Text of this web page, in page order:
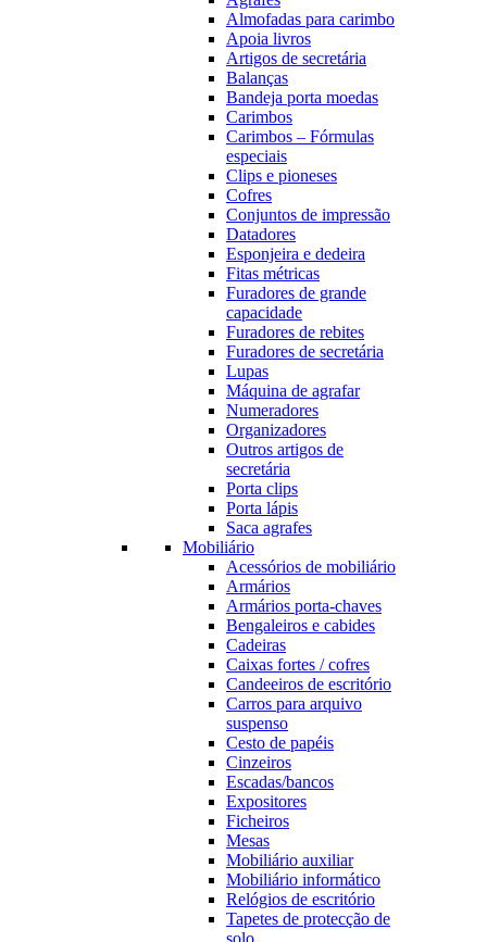
Almofadas para carimbo
Apoia livros
Artigos de secretária
Balanças
Bandeja porta moedas
Carimbos
Carimbos – Fórmulas
especiais
Clips e pioneses
Cofres
Conjuntos de impressão
Datadores
Esponjeira e dedeira
Fitas métricas
Furadores de grande
capacidade
Furadores de rebites
Furadores de secretária
Lupas
Máquina de agrafar
Numeradores
Organizadores
Outros artigos de
secretária
Porta clips
Porta lápis
Saca agrafes
Mobiliário
Acessórios de mobiliário
Armários
Armários porta-chaves
Bengaleiros e cabides
Cadeiras
Caixas fortes / cofres
Candeeiros de escritório
Carros para arquivo
suspenso
Cesto de papéis
Cinzeiros
Escadas/bancos
Expositores
Ficheiros
Mesas
Mobiliário auxiliar
Mobiliário informático
Relógios de escritório
Tapetes de protecção de
solo